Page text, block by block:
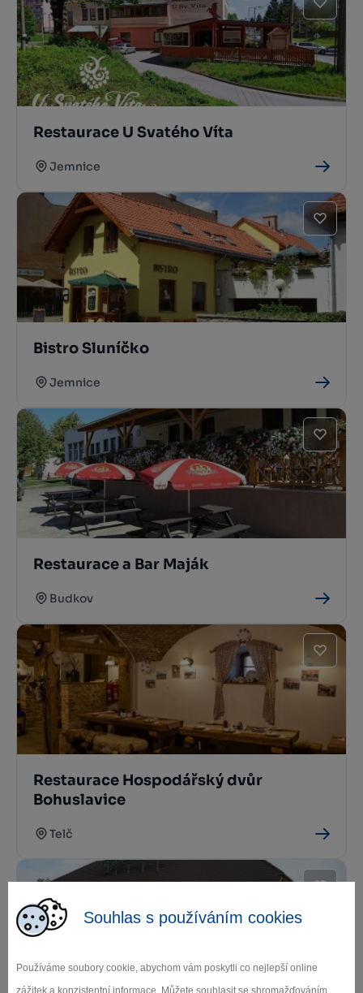
Souhlas s používáním cookies
Používáme soubory cookie, abychom vám poskytli co nejlepší online
Restaurace U Svatého Víta
Jemnice
Bistro Sluníčko
Jemnice
Restaurace a Bar Maják
Budkov
Restaurace Hospodářský dvůr
Bohuslavice
Telč